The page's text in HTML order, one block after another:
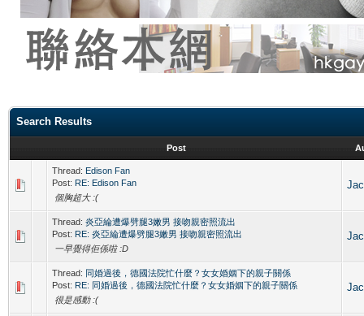
Search Results
Post
Thread: Edison Fan
Post: RE: Edison Fan
個胸超大 :(
Thread: 炎亞綸遭爆劈腿3嫩男 接吻親密照流出
Post: RE: 炎亞綸遭爆劈腿3嫩男 接吻親密照流出
一早覺得佢係啦 :D
Thread: 同婚過後，德國法院忙什麼？女女婚姻下的親子關係
Post: RE: 同婚過後，德國法院忙什麼？女女婚姻下的親子關係
很是感動 :(